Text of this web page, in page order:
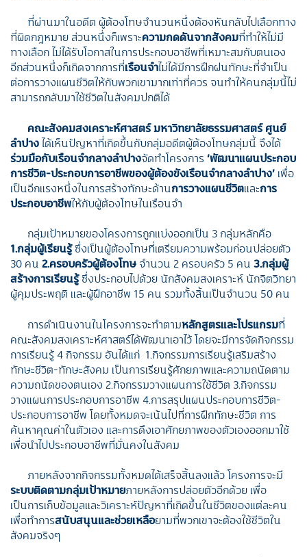
ที่ผ่านมาในอดีต ผู้ต้องโทษจำนวนหนึ่งต้องหันกลับไปเลือกทาง
ที่ผิดกฎหมาย ส่วนหนึ่งก็เพราะความกดดันจากสังคมที่ทำให้ไม่มี
ทางเลือก ไม่ได้รับโอกาสในการประกอบอาชีพที่เหมาะสมกับตนเอง
อีกส่วนหนึ่งก็เกิดจากการที่เรือนจำไม่ได้มีการฝึกฝนทักษะที่จำเป็น
ต่อการวางแผนชีวิตให้กับพวกเขามากเท่าที่ควร จนทำให้คนกลุ่มนี้ไม่
สามารถกลับมาใช้ชีวิตในสังคมปกติได้
คณะสังคมสงเคราะห์ศาสตร์ มหาวิทยาลัยธรรมศาสตร์ ศูนย์
ลำปางได้เห็นปัญหาที่เกิดขึ้นกับกลุ่มอดีตผู้ต้องโทษกลุ่มนี้ จึงได้
ร่วมมือกับเรือนจำกลางลำปางจัดทำโครงการ ‘พัฒนาแผนประกอบ
การชีวิต-ประกอบการอาชีพของผู้ต้องขังเรือนจำกลางลำปาง’ เพื่อ
เป็นอีกแรงหนึ่งในการสร้างทักษะด้านการวางแผนชีวิตและการ
ประกอบอาชีพให้กับผู้ต้องโทษในเรือนจำ
กลุ่มเป้าหมายของโครงการถูกแบ่งออกเป็น 3 กลุ่มหลักคือ
1.กลุ่มผู้เรียนรู้ซึ่งเป็นผู้ต้องโทษที่เตรียมความพร้อมก่อนปล่อยตัว
30 คน 2.ครอบครัวผู้ต้องโทษ จำนวน 2 ครอบครัว 5 คน 3.กลุ่มผู้
สร้างการเรียนรู้ซึ่งประกอบไปด้วย นักสังคมสงเคราะห์ นักจิตวิทยา
ผู้คุมประพฤติ และผู้ฝึกอาชีพ 15 คน รวมทั้งสิ้นเป็นจำนวน 50 คน
การดำเนินงานในโครงการจะทำตามหลักสูตรและโปรแกรมที่
คณะสังคมสงเคราะห์ศาสตร์ได้พัฒนาเอาไว้ โดยจะมีการจัดกิจกรรม
การเรียนรู้ 4 กิจกรรม อันได้แก่ 1.กิจกรรมการเรียนรู้เสริมสร้าง
ทักษะชีวิต-ทักษะสังคม เป็นการเรียนรู้ศักยภาพและความถนัดตาม
ความถนัดของตนเอง 2.กิจกรรมวางแผนการใช้ชีวิต 3.กิจกรรม
วางแผนการประกอบการอาชีพ 4.การสรุปแผนประกอบการชีวิต-
ประกอบการอาชีพ โดยทั้งหมดจะเน้นไปที่การฝึกทักษะชีวิต การ
ค้นหาคุณค่าในตัวเอง และการดึงเอาศักยภาพของตัวเองออกมาใช้
เพื่อนำไปประกอบอาชีพที่มั่นคงในสังคม
ภายหลังจากกิจกรรมทั้งหมดได้เสร็จสิ้นลงแล้ว โครงการจะมี
ระบบติดตามกลุ่มเป้าหมายภายหลังการปล่อยตัวอีกด้วย เพื่อ
เป็นการเก็บข้อมูลและวิเคราะห์ปัญหาที่เกิดขึ้นในชีวิตของแต่ละคน
เพื่อทำการสนับสนุนและช่วยเหลือยามที่พวกเขาจะต้องใช้ชีวิตใน
สังคมจริงๆ